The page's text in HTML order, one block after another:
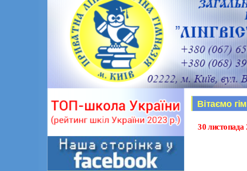
Вітаємо
30 листопада